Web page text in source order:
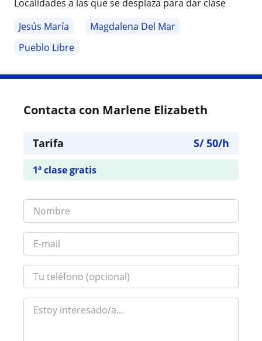
Localidades a las que se desplaza para dar clase
Jesús María
Magdalena Del Mar
Pueblo Libre
Contacta con Marlene Elizabeth
Tarifa S/50/h
1ª clase gratis